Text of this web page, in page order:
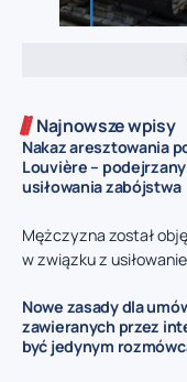
Najnowsze wpisy
Nakaz aresztowania
Louvière –
usiłowania zabójstwa
Mężczyzna został
w związku z
Nowe zasady dla
zawieranych przez
być jedynym